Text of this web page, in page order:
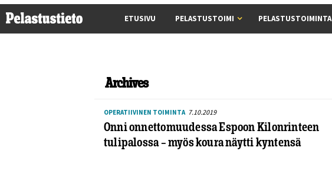
ETUSIVU PELASTUSTOIMI PELASTUSTOIMINTA
Archives
OPERATIIVINEN TOIMINTA 7.10.2019
Onni onnettomuudessa Espoon Kilonrinteen
tulipalossa – myös koura näytti kyntensä